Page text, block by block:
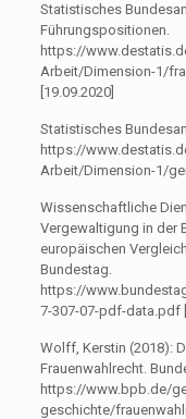
Statistisches
Führungspositionen.
https://
Arbeit/Dimension-1/
[19.09.2020]
Statistisches
https://
Arbeit/Dimension-1/
Wissenschaftliche
Vergewaltigung in der
europäischen
Bundestag.
https://
7-307-07-pdf-data.pdf
Wolff, Kerstin (2018):
Frauenwahlrecht.
https://www.bpb.de/
geschichte/